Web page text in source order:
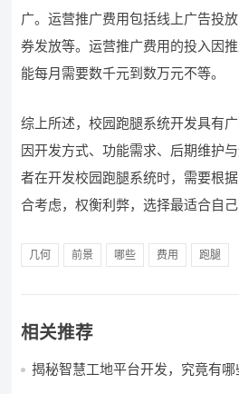
广。运营推广费用包括线上广告投
券发放等。运营推广费用的投入因
能每月需要数千元到数万元不等。
综上所述，校园跑腿系统开发具有
因开发方式、功能需求、后期维护
者在开发校园跑腿系统时，需要根
合考虑，权衡利弊，选择最适合自己
几何 前景 哪些 费用 跑腿
相关推荐
揭秘智慧工地平台开发，究竟有哪